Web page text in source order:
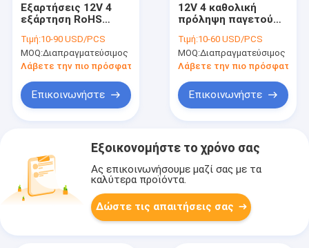
Εξαρτήσεις 12V 4
εξάρτηση RoHS
δύναμης οξειδίων
πυριτίου
μετατροπής
πορτών
Τιμή:10-90 USD/PCS
MOQ:Διαπραγματεύσιμος
Λάβετε την πιο πρόσφατη τιμή
Επικοινωνήστε
12V 4 καθολική
πρόληψη παγετού
μετατροπής
παραθύρων δύναμης
πορτών
Τιμή:10-60 USD/PCS
MOQ:Διαπραγματεύσιμος
Λάβετε την πιο πρόσφατη
Επικοινωνήστε
Εξοικονομήστε το χρόνο σας
Ας επικοινωνήσουμε μαζί σας με τα
καλύτερα προϊόντα.
Δώστε τις απαιτήσεις σας